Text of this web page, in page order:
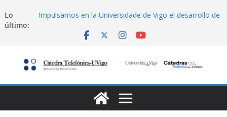
al
Lo
último:
Impulsamos en la Universidade de Vigo el desarrollo de
Becas Fundación Telefónica
Ciberseguridad (Telefonica)